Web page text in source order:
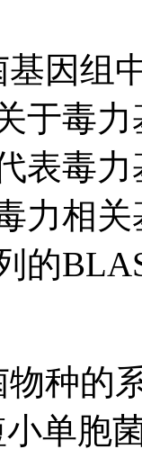
基因组
于毒
表毒
力相
的
种的
单胞